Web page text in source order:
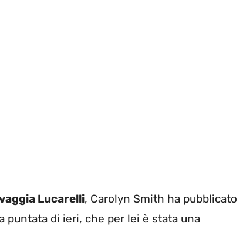
Lucarelli, Carolyn Smith ha pubblicato
puntata di ieri, che per lei è stata una